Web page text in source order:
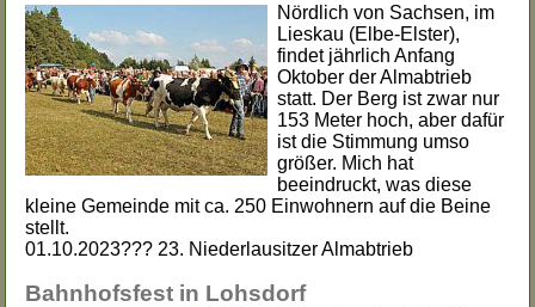
Nördlich von Sachsen, im
Lieskau (Elbe-Elster),
findet jährlich Anfang
Oktober der Almabtrieb
statt. Der Berg ist zwar nur
153 Meter hoch, aber dafür
ist die Stimmung umso
größer. Mich hat
beeindruckt, was diese
kleine Gemeinde mit ca. 250 Einwohnern auf die Beine
stellt.
01.10.2023??? 23. Niederlausitzer Almabtrieb
Bahnhofsfest in Lohsdorf